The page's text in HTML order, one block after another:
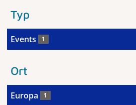
Typ
Events 1
Ort
Europa 1